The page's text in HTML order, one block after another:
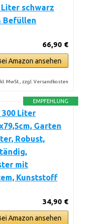
Liter schwarz
Befüllen
66,90 €
Amazon ansehen
MwSt., zzgl. Versandkosten
EMPFEHLUNG
300 Liter
Garten
Robust,
mit
Kunststoff
34,90 €
Amazon ansehen